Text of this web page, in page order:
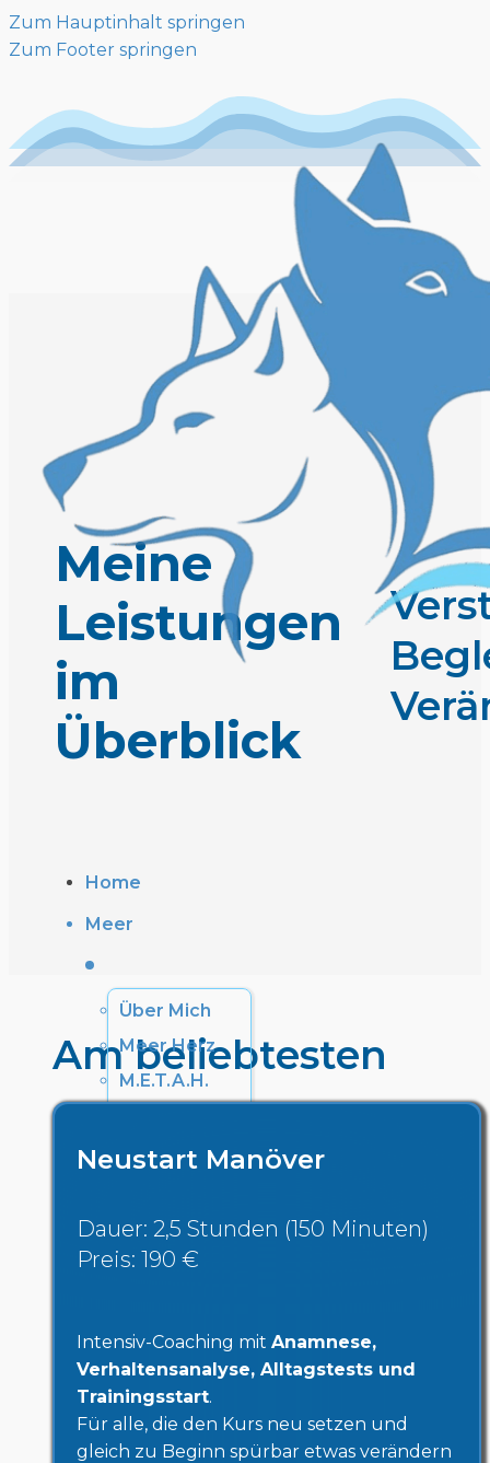
Zum Hauptinhalt springen
Zum Footer springen
Home
Meer
Über Mich
Meer Herz
M.E.T.A.H.
Battle
Service
Blog
Downloads
Links
Meine
Leistungen
im
Überblick
Am beliebtesten
Neustart Manöver
Dauer: 2,5 Stunden (150 Minuten)
Preis: 190 €
Intensiv-Coaching mit Anamnese,
Verhaltensanalyse, Alltagstests und
Trainingsstart.
Für alle, die den Kurs neu setzen und
gleich zu Beginn spürbar etwas verändern